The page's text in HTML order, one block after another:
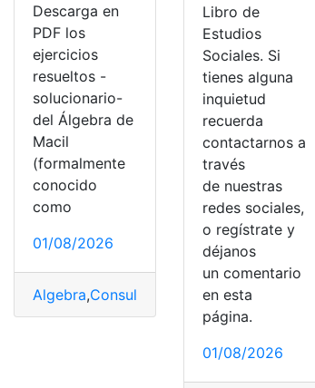
Descarga en
PDF los
ejercicios
resueltos -
solucionario-
del Álgebra de
Macil
(formalmente
conocido
como
01/08/2026
Algebra,Consultas Educación,Ejercicios
Libro de
Estudios
Sociales. Si
tienes alguna
inquietud
recuerda
contactarnos a
través
de nuestras
redes sociales,
o regístrate y
déjanos
un comentario
en esta
página.
01/08/2026